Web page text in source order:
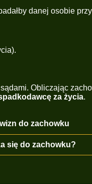
danej osobie
Obliczając
za życia.
do zachowku
się do zachowku?